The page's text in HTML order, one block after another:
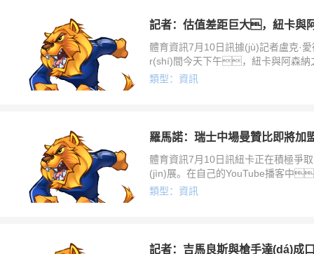
體育資訊7月10日訊據(jù)記者盧克
r(shí)間今天下午，紐卡與阿森
華茲在社交媒體上這樣寫道：“截
類型：資訊
羅馬諾：瑞士中場曼贊比即將加
體育資訊7月10日訊紐卡正在積極爭
(jìn)展。在自己的YouTube播客中
兩名重要球員后，紐卡正準
類型：資訊